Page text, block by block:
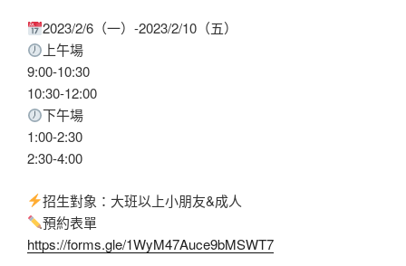
2023/2/6（一）-2023/2/10（五）
上午場
9:00-10:30
10:30-12:00
下午場
1:00-2:30
2:30-4:00
招生對象：大班以上小朋友&成人
預約表單
https://forms.gle/1WyM47Auce9bMSWT7